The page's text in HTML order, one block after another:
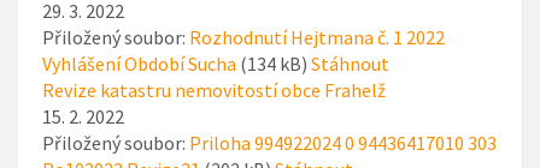
29. 3. 2022
Přiložený soubor: Rozhodnutí Hejtmana č. 1 2022
Vyhlášení Období Sucha (134 kB) Stáhnout
Revize katastru nemovitostí obce Frahelž
15. 2. 2022
Přiložený soubor: Priloha 994922024 0 94436417010 303